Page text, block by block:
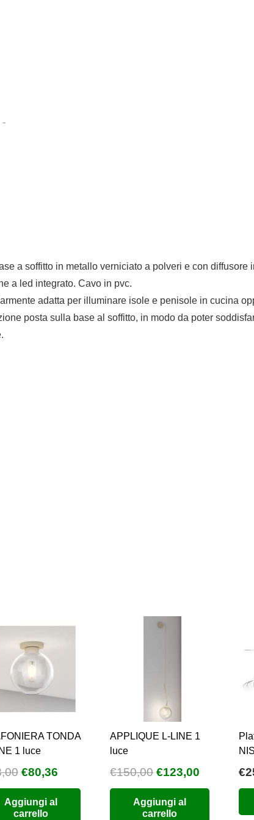
a soffitto in metallo verniciato a polveri e con diffusore
a led integrato. Cavo in pvc.
adatta per illuminare isole e penisole in cucina
posta sulla base al soffitto, in modo da poter
TONDA
1 luce
Il
prezzo
originale
€80,36Il
prezzo
attuale
Aggiungi al
carrello
APPLIQUE L-LINE 1
luce
€150,00 Il
prezzo
originale
€123,00
prezzo
Aggiungi al
carrello
€